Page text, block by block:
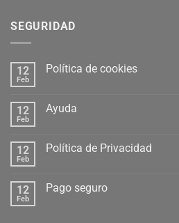
SEGURIDAD
12
Feb
Política de cookies
12
Feb
Ayuda
12
Feb
Política de Privacidad
12
Feb
Pago seguro